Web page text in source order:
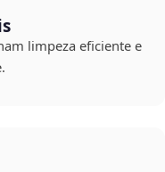
limpeza eficiente e